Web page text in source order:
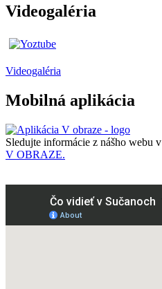
Videogaléria
Videogaléria
Mobilná aplikácia
Sledujte informácie z nášho webu v
V OBRAZE.